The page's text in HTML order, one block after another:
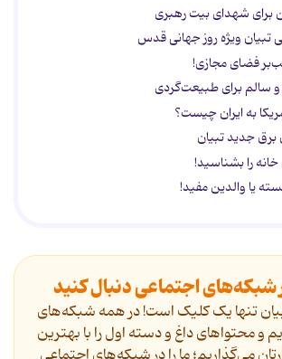
برای شهدای بیت رهبری
ویژه روز جهانی قدس
فضای مجازی!
به ایران چیست؟
برق جدید تبیان
را بشناسید!
یا والدین مفید!
شبکه‌های اجتماعی دنبال کنید
تنها یک کلیک است! در همه شبکه‌های
و محتواهای داغ و دسته اول را با بهترین